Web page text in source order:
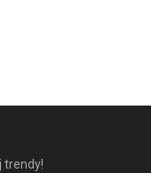
trendy!